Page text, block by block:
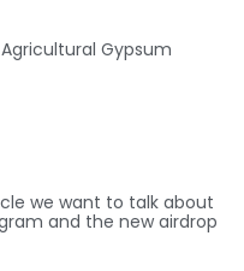
Gypsum
we want to talk about
and the new airdrop